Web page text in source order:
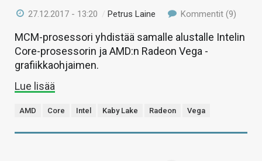
27.12.2017 - 13:20 /Petrus Laine Kommentit (9)
MCM-prosessori yhdistää samalle alustalle Intelin
Core-prosessorin ja AMD:n Radeon Vega -
grafiikkaohjaimen.
Lue lisää
AMD Core Intel Kaby Lake Radeon Vega